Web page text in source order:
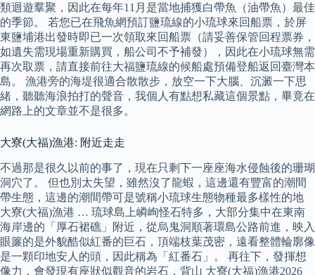
類迴遊羣聚，因此在每年11月是當地捕獲白帶魚（油帶魚）最佳
的季節。 若您已在飛魚網預訂鹽琉線的小琉球來回船票，於屏
東鹽埔港出發時即已一次領取來回船票（請妥善保管回程票券，
如遺失需現場重新購買，船公司不予補發），因此在小琉球無需
再次取票，請直接前往大福鹽琉線的候船處預備登船返回臺灣本
島。 漁港旁的海堤很適合散散步，放空一下大腦、沉澱一下思
緒，聽聽海浪拍打的聲音，我個人有點想私藏這個景點，畢竟在
網路上的文章並不是很多。
大寮(大福)漁港: 附近走走
不過那是很久以前的事了，現在只剩下一座座海水侵蝕後的珊瑚
洞穴了。 但也別太失望，雖然沒了龍蝦，這邊還有豐富的潮間
帶生態，這邊的潮間帶可是號稱小琉球生態物種最多樣性的地
大寮(大福)漁港 … 琉球島上嶙峋怪石特多，大部分集中在東南
海岸邊的「厚石裙礁」附近，從烏鬼洞順著環島公路前進，映入
眼簾的是外貌酷似紅番的巨石，頂端枝葉茂密，遠看整體輪廓像
是一顆印地安人的頭，因此稱為「紅番石」。 再往下，發揮想
像力，會發現有座狀似觀音的岩石，背山 大寮(大福)漁港2026